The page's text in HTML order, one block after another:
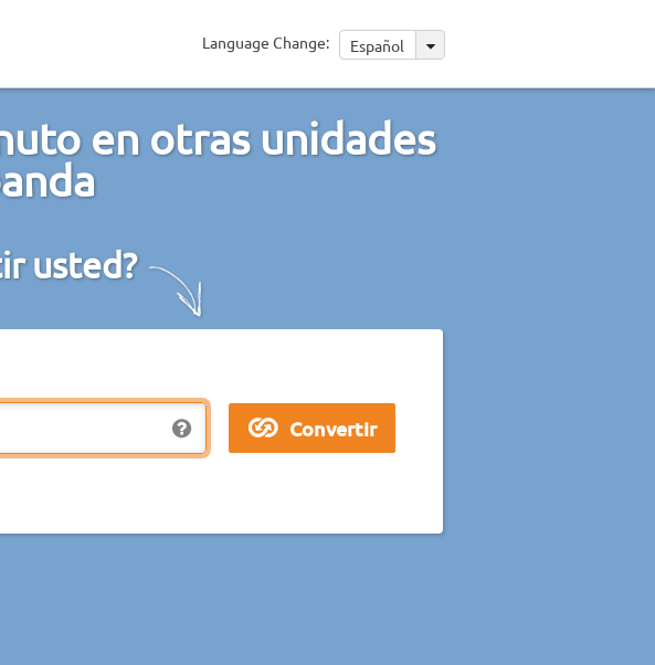
Language Change: Español
en otras unidades
usted?